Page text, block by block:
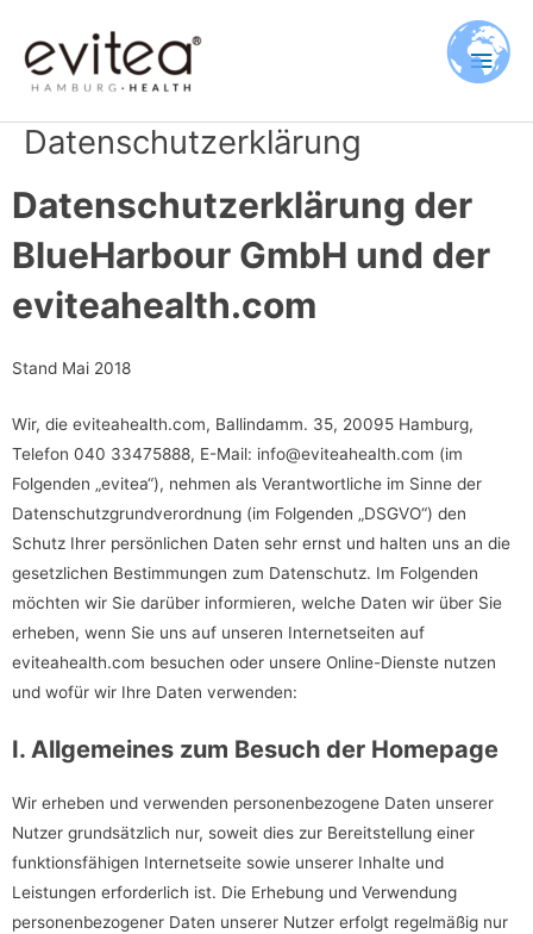
Inhalt
springen
Datenschutzerklärung
Datenschutzerklärung der
BlueHarbour GmbH und der
eviteahealth.com
Stand Mai 2018
Wir, die eviteahealth.com, Ballindamm. 35, 20095 Hamburg,
Telefon 040 33475888, E-Mail: info@eviteahealth.com (im
Folgenden „evitea“), nehmen als Verantwortliche im Sinne der
Datenschutzgrundverordnung (im Folgenden „DSGVO“) den
Schutz Ihrer persönlichen Daten sehr ernst und halten uns an die
gesetzlichen Bestimmungen zum Datenschutz. Im Folgenden
möchten wir Sie darüber informieren, welche Daten wir über Sie
erheben, wenn Sie uns auf unseren Internetseiten auf
eviteahealth.com besuchen oder unsere Online-Dienste nutzen
und wofür wir Ihre Daten verwenden:
I. Allgemeines zum Besuch der Homepage
Wir erheben und verwenden personenbezogene Daten unserer
Nutzer grundsätzlich nur, soweit dies zur Bereitstellung einer
funktionsfähigen Internetseite sowie unserer Inhalte und
Leistungen erforderlich ist. Die Erhebung und Verwendung
personenbezogener Daten unserer Nutzer erfolgt regelmäßig nur